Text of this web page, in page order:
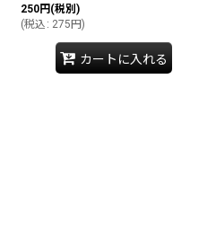
250円 (税別)
(税込 : 275 円)
カートに入れる